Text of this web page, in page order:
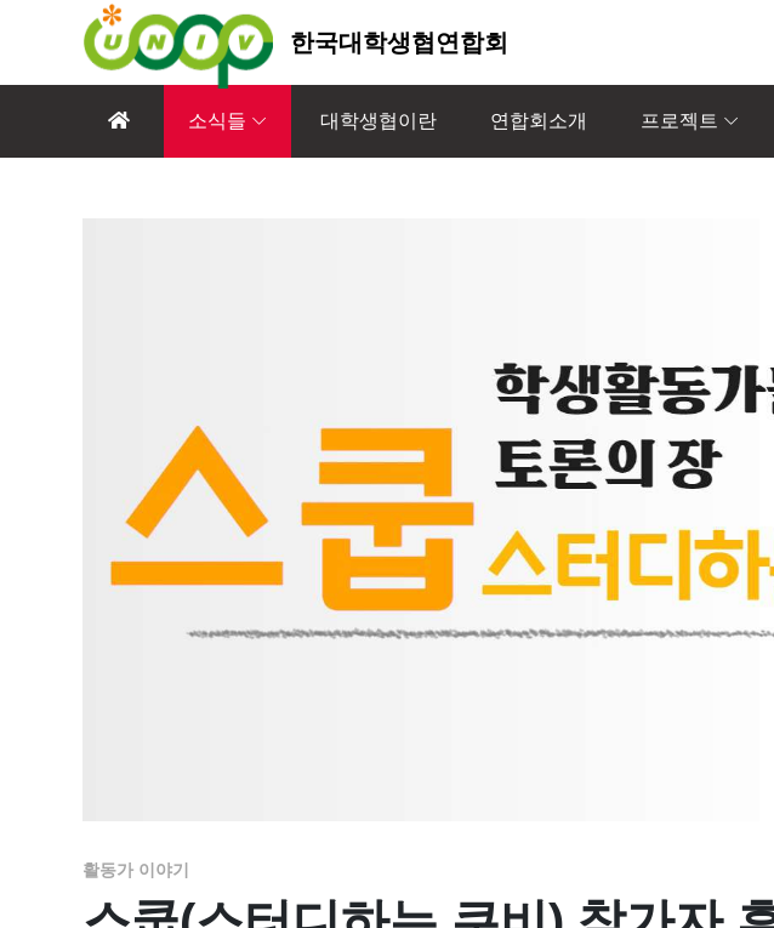
한국대학생협연합회
소식들 대학생협이란 연합회소개 프로젝트
활동가 이야기